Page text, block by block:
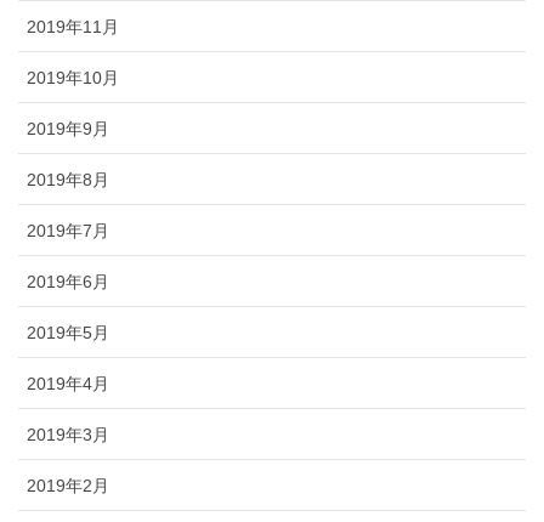
2019年11月
2019年10月
2019年9月
2019年8月
2019年7月
2019年6月
2019年5月
2019年4月
2019年3月
2019年2月